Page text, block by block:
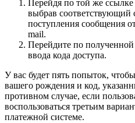
Перейдя по той же
выбрав соответствующий
поступления сообщения
mail.
Перейдите по
ввода кода доступа.
У вас будет пять попыток,
вашего рождения и код,
противном случае, если
воспользоваться третьим
платежной системе.